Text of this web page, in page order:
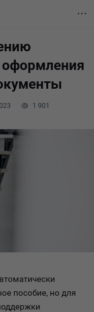
1 901
пособие, но для